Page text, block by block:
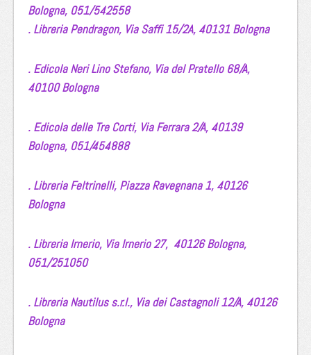
Bologna, 051/542558
. Libreria Pendragon, Via Saffi 15/2A, 40131 Bologna
. Edicola Neri Lino Stefano, Via del Pratello 68/A,
40100 Bologna
. Edicola delle Tre Corti, Via Ferrara 2/A, 40139
Bologna, 051/454888
. Libreria Feltrinelli, Piazza Ravegnana 1, 40126
Bologna
. Libreria Irnerio, Via Irnerio 27, 40126 Bologna,
051/251050
. Libreria Nautilus s.r.l., Via dei Castagnoli 12/A, 40126
Bologna